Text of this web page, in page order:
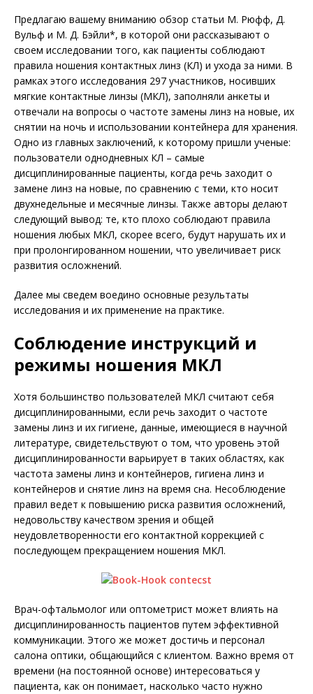
Предлагаю вашему вниманию обзор статьи М. Рюфф, Д.
Вульф и М. Д. Бэйли*, в которой они рассказывают о
своем исследовании того, как пациенты соблюдают
правила ношения контактных линз (КЛ) и ухода за ними. В
рамках этого исследования 297 участников, носивших
мягкие контактные линзы (МКЛ), заполняли анкеты и
отвечали на вопросы о частоте замены линз на новые, их
снятии на ночь и использовании контейнера для хранения.
Одно из главных заключений, к которому пришли ученые:
пользователи однодневных КЛ – самые
дисциплинированные пациенты, когда речь заходит о
замене линз на новые, по сравнению с теми, кто носит
двухнедельные и месячные линзы. Также авторы делают
следующий вывод: те, кто плохо соблюдают правила
ношения любых МКЛ, скорее всего, будут нарушать их и
при пролонгированном ношении, что увеличивает риск
развития осложнений.
Далее мы сведем воедино основ­ные результаты
исследования и их применение на практике.
Соблюдение инструкций и
режимы ношения МКЛ
Хотя большинство пользователей МКЛ считают себя
дисциплинированными, если речь заходит о частоте
замены линз и их гигиене, данные, имеющиеся в научной
литературе, свидетельствуют о том, что уровень этой
дисциплинированности варьирует в таких областях, как
частота замены линз и контейнеров, гигиена линз и
контейнеров и снятие линз на время сна. Несоблюдение
правил ведет к повышению риска развития осложнений,
недовольству качеством зрения и общей
неудовлетворенности его контактной коррекцией с
последующем прекращением ношения МКЛ.
Врач-офтальмолог или оптометрист может влиять на
дисциплинированность пациентов путем эффективной
коммуникации. Этого же может достичь и персонал
салона оптики, общающийся с клиентом. Важно время от
времени (на постоянной основе) интересоваться у
пациента, как он понимает, насколько часто нужно